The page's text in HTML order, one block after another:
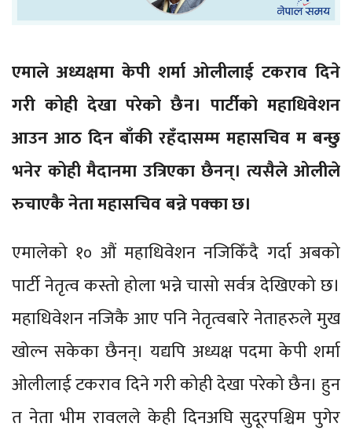
एमाले अध्यक्षमा केपी शर्मा ओलीलाई टकराव दिने
गरी कोही देखा परेको छैन। पार्टीको महाधिवेशन
आउन आठ दिन बाँकी रहँदासम्म महासचिव म बन्छु
भनेर कोही मैदानमा उत्रिएका छैनन्। त्यसैले ओलीले
रुचाएकै नेता महासचिव बन्ने पक्का छ।
एमालेको १० औं महाधिवेशन नजिकिँदै गर्दा अबको
पार्टी नेतृत्व कस्तो होला भन्ने चासो सर्वत्र देखिएको छ।
महाधिवेशन नजिकै आए पनि नेतृत्वबारे नेताहरुले मुख
खोल्न सकेका छैनन्। यद्यपि अध्यक्ष पदमा केपी शर्मा
ओलीलाई टकराव दिने गरी कोही देखा परेको छैन। हुन
त नेता भीम रावलले केही दिनअघि सुदूरपश्चिम पुगेर